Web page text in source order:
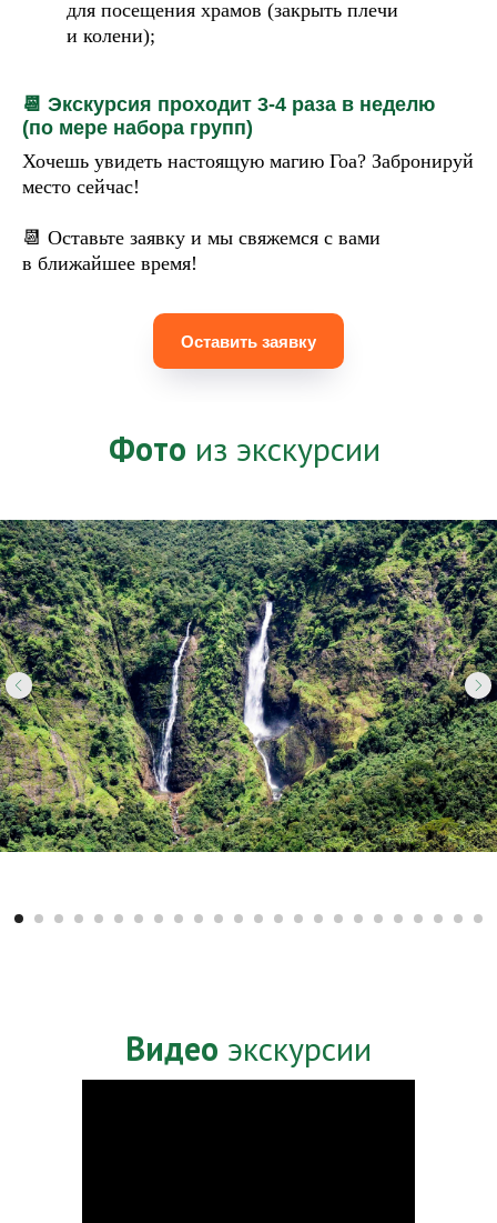
для посещения храмов (закрыть плечи
и колени);
📆 Экскурсия проходит 3-4 раза в неделю
(по мере набора групп)
Хочешь увидеть настоящую магию Гоа? Забронируй
место сейчас!
📆 Оставьте заявку и мы свяжемся с вами
в ближайшее время!
Оставить заявку
Фото из экскурсии
Видео экскурсии